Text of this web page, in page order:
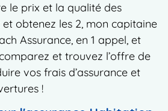
le prix et la qualité des
obtenez les 2, mon capitaine
Assurance, en 1 appel, et
et trouvez l’offre de
vos frais d’assurance et
!